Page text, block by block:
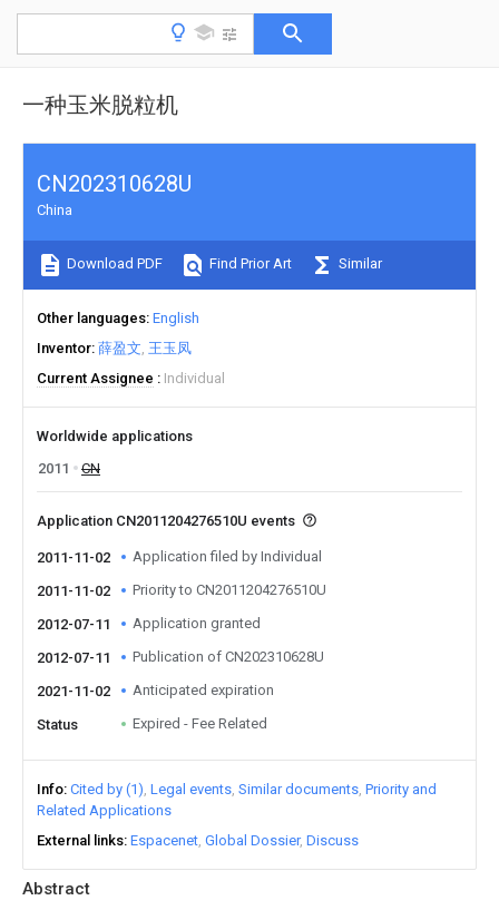
一种玉米脱粒机
Abstract
CN202310628U
China
Download PDF Find Prior Art Similar
Other languages English
Inventor 薛盈文 王玉凤
Current Assignee
Individual
Worldwide applications
2011
CN
Application CN2011204276510U events
2011-11-02 Application filed by Individual
2011-11-02 Priority to CN2011204276510U
2012-07-11 Application granted
2012-07-11 Publication of CN202310628U
2021-11-02 Anticipated expiration
Status Expired - Fee Related
Info Cited by (1) Legal events Similar documents Priority and
Related Applications
External links Espacenet Global Dossier Discuss